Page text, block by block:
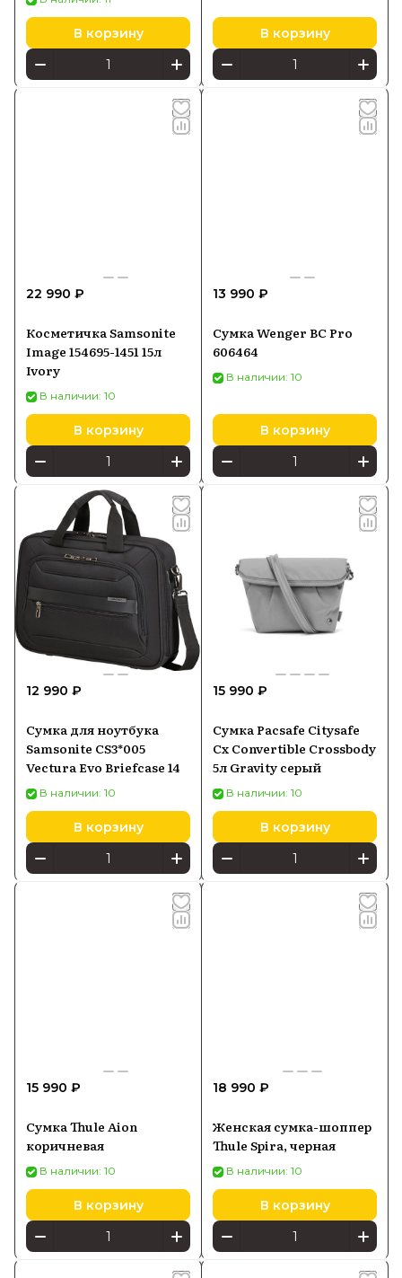
В корзину В корзину
22 990 ₽
Косметичка Samsonite
Image 154695-1451 15л
Ivory
В наличии: 10
В корзину
13 990 ₽
Сумка Wenger BC Pro
606464
В наличии: 10
В корзину
12 990 ₽
Сумка для ноутбука
Samsonite CS3*005
Vectura Evo Briefcase 14
В наличии: 10
В корзину
15 990 ₽
Сумка Pacsafe Citysafe
Cx Convertible Crossbody
5л Gravity серый
В наличии: 10
В корзину
15 990 ₽
Сумка Thule Aion
коричневая
В наличии: 10
В корзину
18 990 ₽
Женская сумка-шоппер
Thule Spira, черная
В наличии: 10
В корзину